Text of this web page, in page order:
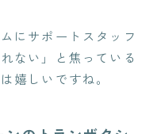
にサポートスタッフ
ない」と焦っている
嬉しいですね。